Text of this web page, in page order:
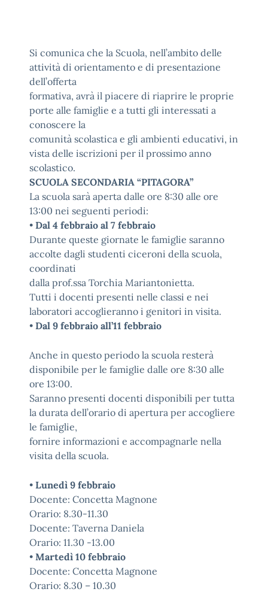
Si comunica che la Scuola, nell’ambito delle
attività di orientamento e di presentazione
dell’offerta
formativa, avrà il piacere di riaprire le proprie
porte alle famiglie e a tutti gli interessati a
conoscere la
comunità scolastica e gli ambienti educativi, in
vista delle iscrizioni per il prossimo anno
scolastico.
SCUOLA SECONDARIA “PITAGORA”
La scuola sarà aperta dalle ore 8:30 alle ore
13:00 nei seguenti periodi:
• Dal 4 febbraio al 7 febbraio
Durante queste giornate le famiglie saranno
accolte dagli studenti ciceroni della scuola,
coordinati
dalla prof.ssa Torchia Mariantonietta.
Tutti i docenti presenti nelle classi e nei
laboratori accoglieranno i genitori in visita.
• Dal 9 febbraio all’11 febbraio
Anche in questo periodo la scuola resterà
disponibile per le famiglie dalle ore 8:30 alle
ore 13:00.
Saranno presenti docenti disponibili per tutta
la durata dell’orario di apertura per accogliere
le famiglie,
fornire informazioni e accompagnarle nella
visita della scuola.
• Lunedì 9 febbraio
Docente: Concetta Magnone
Orario: 8.30-11.30
Docente: Taverna Daniela
Orario: 11.30 -13.00
• Martedì 10 febbraio
Docente: Concetta Magnone
Orario: 8.30 – 10.30